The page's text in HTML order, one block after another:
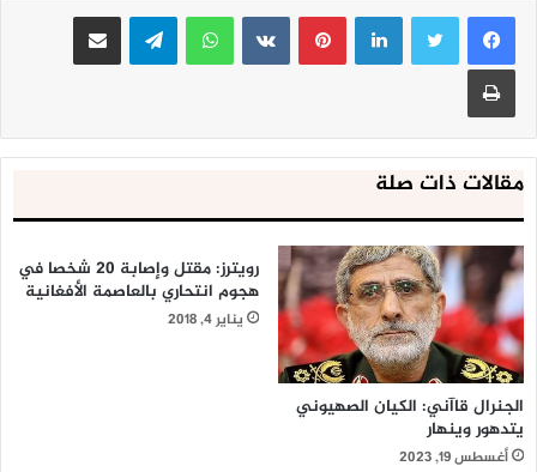
لينكدإنبينتيريست واتساب تيلقرام مشاركة عبر البريد
طباعة
مقالات ذات صلة
الجنرال قاآني: الكيان الصهيوني
يتدهور وينهار
أغسطس 19, 2023
رويترز: مقتل وإصابة 20 شخصا في
هجوم انتحاري بالعاصمة الأفغانية
يناير 4, 2018